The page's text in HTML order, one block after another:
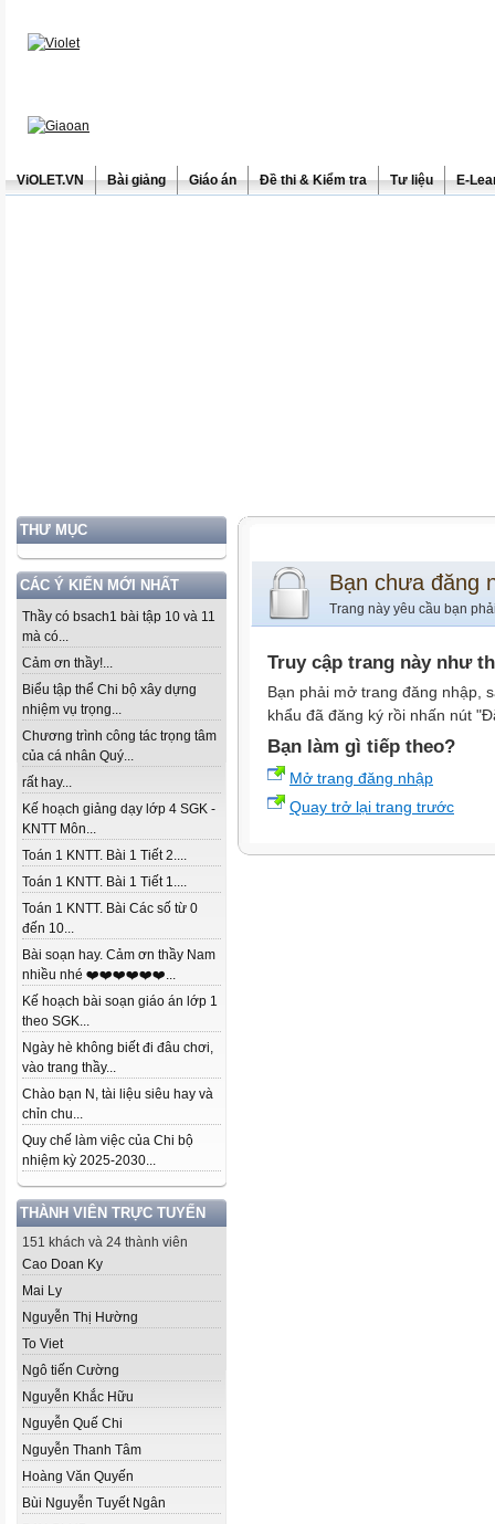
ViOLET.VN Bài giảng Giáo án Đề thi & Kiểm tra Tư liệu E-
THƯ MỤC
CÁC Ý KIẾN MỚI NHẤT
Thầy có bsach1 bài tập 10 và 11
mà có...
Cảm ơn thầy!...
Biểu tập thể Chi bộ xây dựng
nhiệm vụ trọng...
Chương trình công tác trọng tâm
của cá nhân Quý...
rất hay...
Kế hoạch giảng dạy lớp 4 SGK -
KNTT Môn...
Toán 1 KNTT. Bài 1 Tiết 2....
Toán 1 KNTT. Bài 1 Tiết 1....
Toán 1 KNTT. Bài Các số từ 0
đến 10...
Bài soạn hay. Cảm ơn thầy Nam
nhiều nhé ❤️❤️❤️❤️❤️❤️...
Kế hoạch bài soạn giáo án lớp 1
theo SGK...
Ngày hè không biết đi đâu chơi,
vào trang thầy...
Chào bạn N, tài liệu siêu hay và
chỉn chu...
Quy chế làm việc của Chi bộ
nhiệm kỳ 2025-2030...
THÀNH VIÊN TRỰC TUYẾN
151 khách và 24 thành viên
Cao Doan Ky
Mai Ly
Nguyễn Thị Hường
To Viet
Ngô tiến Cường
Nguyễn Khắc Hữu
Nguyễn Quế Chi
Nguyễn Thanh Tâm
Hoàng Văn Quyến
Bùi Nguyễn Tuyết Ngân
Bạn chưa đăng
Trang này yêu cầu bạn
Truy cập trang này như
Bạn phải mở trang đăng nhập,
khẩu đã đăng ký rồi nhấn nút
Bạn làm gì tiếp theo?
Mở trang đăng nhập
Quay trở lại trang trước